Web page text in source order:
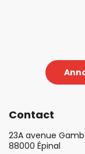
Contact
23A avenue
88000 Épinal